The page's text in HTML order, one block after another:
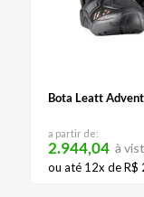
Bota Leatt
a partir de:
2.944,04 à
ou até 12x deR$